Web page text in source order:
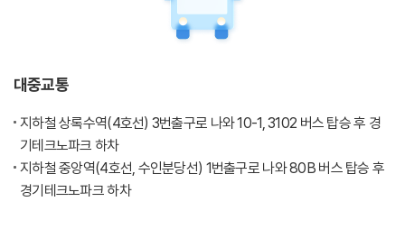
대중교통
지하철 상록수역(4호선) 3번출구로 나와 10-1, 3102 버스 탑승 후 경
기테크노파크 하차
지하철 중앙역(4호선, 수인분당선) 1번출구로 나와 80B 버스 탑승 후
경기테크노파크 하차